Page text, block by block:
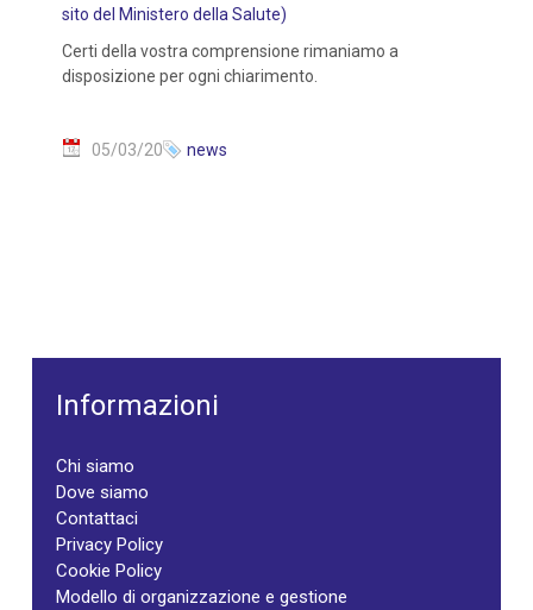
sito del Ministero della Salute)
Certi della vostra comprensione rimaniamo a
disposizione per ogni chiarimento.
05/03/20 news
Informazioni
Chi siamo
Dove siamo
Contattaci
Privacy Policy
Cookie Policy
Modello di organizzazione e gestione